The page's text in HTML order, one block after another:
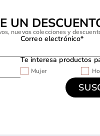
UN
nuevas colecciones y
Correo electrónico*
Te interesa productos
Mujer